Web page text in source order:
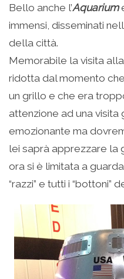
Bello anche l’Aquarium
immensi, disseminati
della città.
Memorabile la visita alla
ridotta dal momento
un grillo e che era
attenzione ad una visita
emozionante ma
lei saprà apprezzare la
ora si è limitata a
“razzi” e tutti i “bottoni”